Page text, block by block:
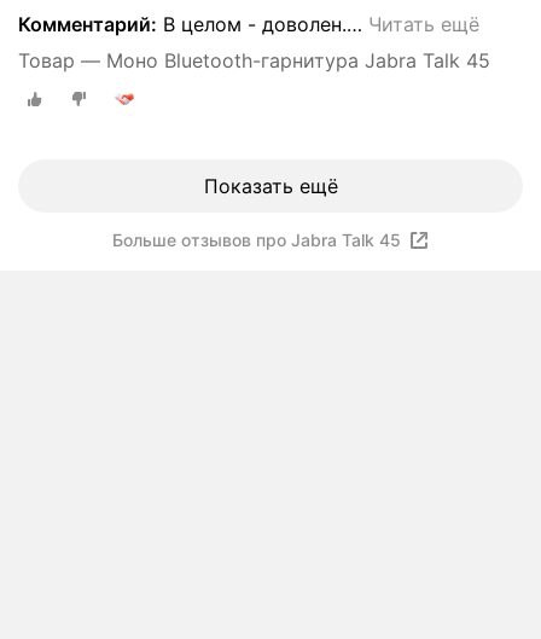
Комментарий: В целом - доволен.… Читать ещё
Товар — Моно Bluetooth-гарнитура Jabra Talk 45
Показать ещё
Больше отзывов про Jabra Talk 45